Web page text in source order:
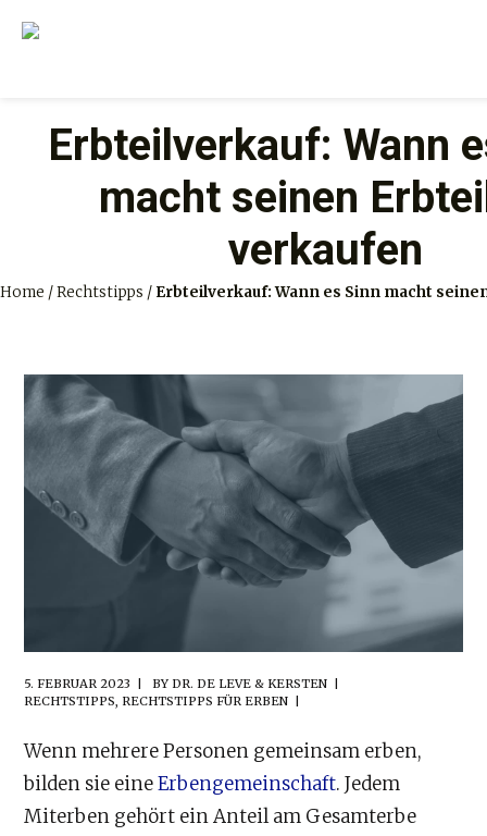
Erbteilverkauf: Wann
macht seinen
verkaufen
Home /Rechtstipps / Erbteilverkauf: Wann es Sinn macht
5. FEBRUAR 2023 BY DR. DE LEVE & KERSTEN
RECHTSTIPPS, RECHTSTIPPS FÜR ERBEN
Wenn mehrere Personen gemeinsam erben,
bilden sie eineErbengemeinschaft. Jedem
Miterben gehört ein Anteil am Gesamterbe